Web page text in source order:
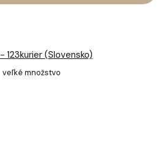
- 123kurier (Slovensko)
veľké množstvo